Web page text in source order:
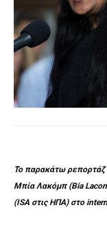
Το παρακάτω ρεπορτάζ
Μπία Λακόμπ (Bia
(ISA στις ΗΠΑ) στο